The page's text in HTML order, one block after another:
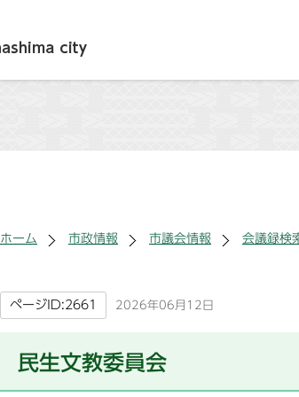
ホーム 市政情報 市議会情報 会議録検
ページID:2661 2026年06月12日
民生文教委員会